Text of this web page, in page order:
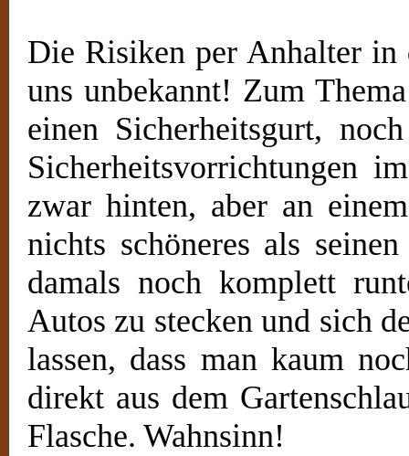
Die Risiken per Anhalter in
uns unbekannt! Zum
einen Sicherheitsgurt,
Sicherheitsvorrichtungen
zwar hinten, aber an
nichts schöneres als
damals noch komplett
Autos zu stecken und sich
lassen, dass man kaum
direkt aus dem
Flasche. Wahnsinn!